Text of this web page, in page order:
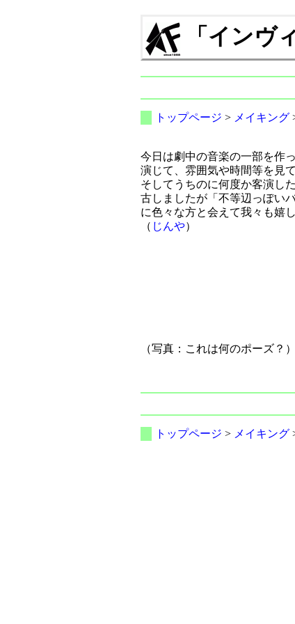
「インヴ
トップページ > メイキング
今日は劇中の音楽の一部を作
演じて、雰囲気や時間等を見
そしてうちのに何度か客演し
古しましたが「不等辺っぽい
に色々な方と会えて我々も嬉
（ じんや）
（写真：これは何のポーズ？）
トップページ > メイキング